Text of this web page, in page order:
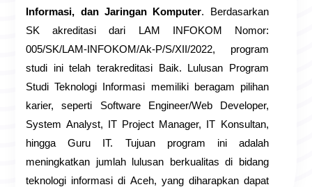
Informasi, dan Jaringan Komputer. Berdasarkan
SK akreditasi dari LAM INFOKOM Nomor:
005/SK/LAM-INFOKOM/Ak-P/S/XII/2022, program
studi ini telah terakreditasi Baik. Lulusan Program
Studi Teknologi Informasi memiliki beragam pilihan
karier, seperti Software Engineer/Web Developer,
System Analyst, IT Project Manager, IT Konsultan,
hingga Guru IT. Tujuan program ini adalah
meningkatkan jumlah lulusan berkualitas di bidang
teknologi informasi di Aceh, yang diharapkan dapat